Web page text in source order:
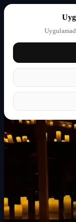
Giriş yap Partner